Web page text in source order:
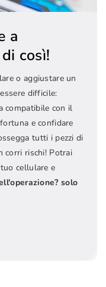
a
così!
o aggiustare un
difficile:
compatibile con il
e confidare
tutti i pezzi di
corri rischi! Potrai
cellulare e
solo